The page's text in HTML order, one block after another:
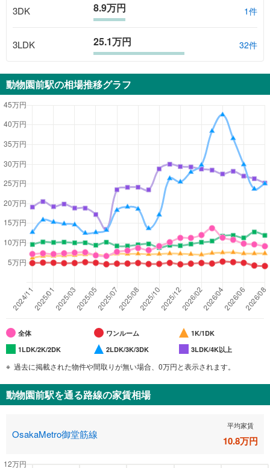
3DK 8.9万円 1件
3LDK 25.1万円 32件
動物園前駅の相場推移グラフ
全体 ワンルーム
1K/1DK
1LDK/2K/2DK
2LDK/3K/3DK 3LDK/4K以上
過去に掲載された物件や間取りが無い場合、0万円と表示されます。
動物園前駅を通る路線の家賃相場
OsakaMetro御堂筋線
平均家賃
10.8万円